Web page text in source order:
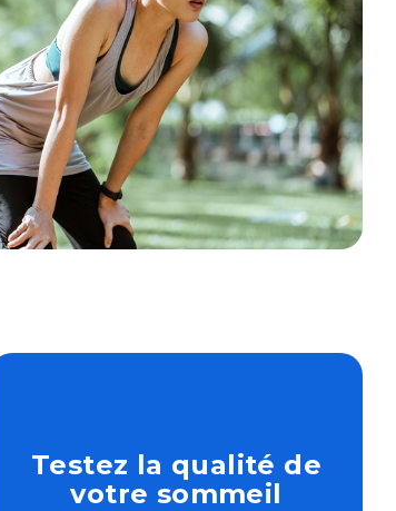
Testez la qualité de
votre sommeil